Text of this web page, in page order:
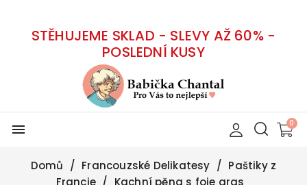
STĚHUJEME SKLAD - SLEVY AŽ 60% -
POSLEDNÍ KUSY
menu
Domů Francouzské Delikatesy
Paštiky z
Francie
Kachní pěna s foie gras